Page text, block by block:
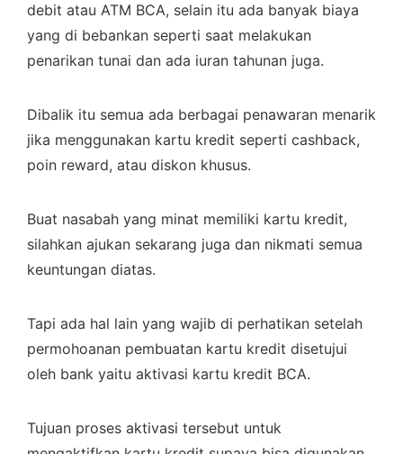
debit atau ATM BCA, selain itu ada banyak biaya
yang di bebankan seperti saat melakukan
penarikan tunai dan ada iuran tahunan juga.
Dibalik itu semua ada berbagai penawaran menarik
jika menggunakan kartu kredit seperti cashback,
poin reward, atau diskon khusus.
Buat nasabah yang minat memiliki kartu kredit,
silahkan ajukan sekarang juga dan nikmati semua
keuntungan diatas.
Tapi ada hal lain yang wajib di perhatikan setelah
permohoanan pembuatan kartu kredit disetujui
oleh bank yaitu aktivasi kartu kredit BCA.
Tujuan proses aktivasi tersebut untuk